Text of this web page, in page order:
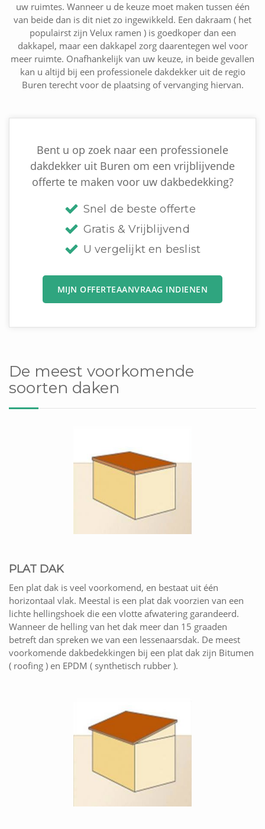
uw ruimtes. Wanneer u de keuze moet maken tussen één
van beide dan is dit niet zo ingewikkeld. Een dakraam ( het
populairst zijn Velux ramen ) is goedkoper dan een
dakkapel, maar een dakkapel zorg daarentegen wel voor
meer ruimte. Onafhankelijk van uw keuze, in beide gevallen
kan u altijd bij een professionele dakdekker uit de regio
Buren terecht voor de plaatsing of vervanging hiervan.
Bent u op zoek naar een professionele
dakdekker uit Buren om een vrijblijvende
offerte te maken voor uw dakbedekking?
Snel de beste offerte
Gratis & Vrijblijvend
U vergelijkt en beslist
MIJN OFFERTEAANVRAAG INDIENEN
De meest voorkomende
soorten daken
PLAT DAK
Een plat dak is veel voorkomend, en bestaat uit één
horizontaal vlak. Meestal is een plat dak voorzien van een
lichte hellingshoek die een vlotte afwatering garandeerd.
Wanneer de helling van het dak meer dan 15 graaden
betreft dan spreken we van een lessenaarsdak. De meest
voorkomende dakbedekkingen bij een plat dak zijn Bitumen
( roofing ) en EPDM ( synthetisch rubber ).